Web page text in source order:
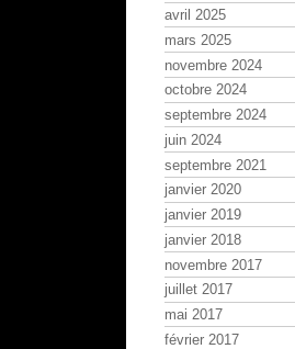
avril 2025
mars 2025
novembre 2024
octobre 2024
septembre 2024
juin 2024
septembre 2021
janvier 2020
janvier 2019
janvier 2018
novembre 2017
juillet 2017
mai 2017
février 2017